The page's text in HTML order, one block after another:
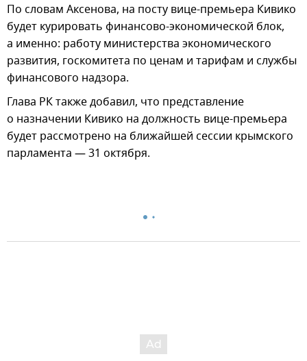
По словам Аксенова, на посту вице-премьера Кивико
будет курировать финансово-экономической блок,
а именно: работу министерства экономического
развития, госкомитета по ценам и тарифам и службы
финансового надзора.
Глава РК также добавил, что представление
о назначении Кивико на должность вице-премьера
будет рассмотрено на ближайшей сессии крымского
парламента — 31 октября.